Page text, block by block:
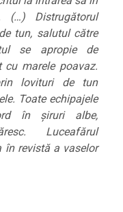
(…) Distrugătorul
tun, salutul către
se apropie de
cu marele poavaz.
lovituri de tun
Toate echipajele
în șiruri albe,
Luceafărul
în revistă a vaselor